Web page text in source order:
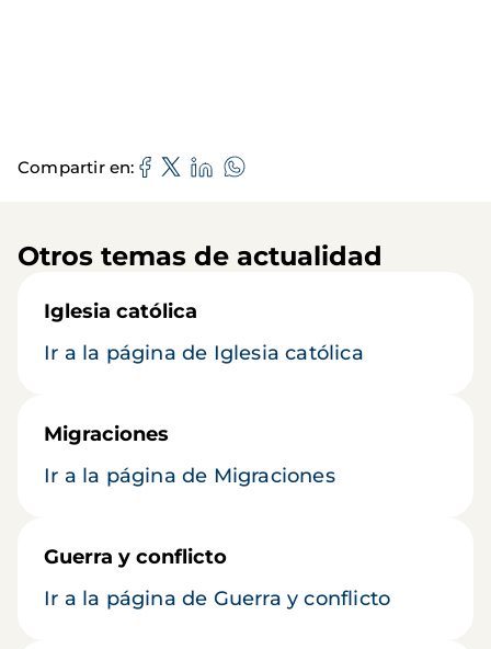
Compartir en
Otros temas de actualidad
Iglesia católica
Ir a la página de Iglesia católica
Migraciones
Ir a la página de Migraciones
Guerra y conflicto
Ir a la página de Guerra y conflicto